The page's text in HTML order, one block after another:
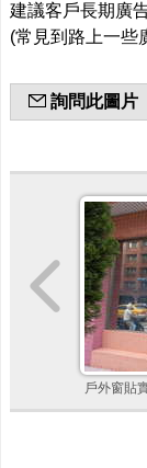
建議客戶長期廣
(常見到路上一些
詢問此圖片
戶外窗貼